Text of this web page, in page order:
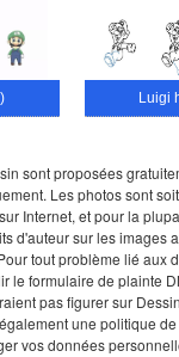
Luigi
sont proposées
Les photos sont
Internet, et pour la
d'auteur sur les images
tout problème lié aux
le formulaire de plainte
pas figurer sur
une politique
vos données